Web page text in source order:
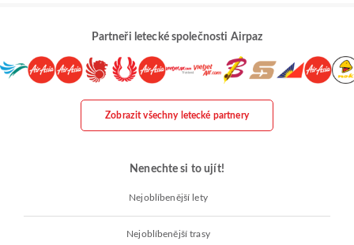
Partneři letecké společnosti Airpaz
Zobrazit všechny letecké partnery
Nenechte si to ujít!
Nejoblíbenější lety
Nejoblíbenější trasy